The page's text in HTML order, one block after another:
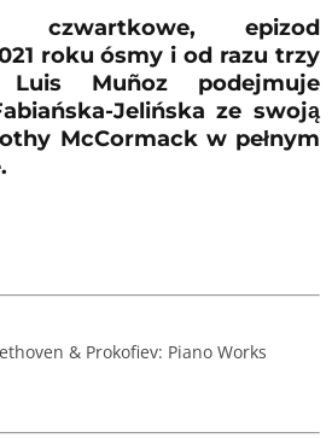
czwartkowe, epizod
roku ósmy i od razu trzy
Muñoz podejmuje
Jelińska ze swoją
McCormack w pełnym
& Prokofiev: Piano Works